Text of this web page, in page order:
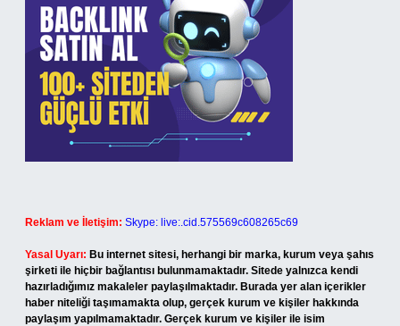
Reklam ve İletişim: Skype: live:.cid.575569c608265c69
Yasal Uyarı: Bu internet sitesi, herhangi bir marka, kurum veya şahıs
şirketi ile hiçbir bağlantısı bulunmamaktadır. Sitede yalnızca kendi
hazırladığımız makaleler paylaşılmaktadır. Burada yer alan içerikler
haber niteliği taşımamakta olup, gerçek kurum ve kişiler hakkında
paylaşım yapılmamaktadır. Gerçek kurum ve kişiler ile isim